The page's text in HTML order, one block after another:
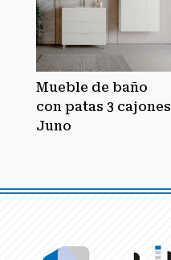
Mueble de baño
con patas 3 cajones
Juno